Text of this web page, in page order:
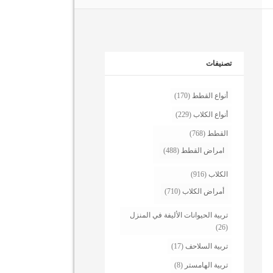
تصنيفات
أنواع القطط (170)
أنواع الكلاب (229)
القطط (768)
امراض القطط (488)
الكلاب (916)
أمراض الكلاب (710)
تربية الحيوانات الأليفة في المنزل
(26)
تربية السلاحف (17)
تربية الهامستر (8)